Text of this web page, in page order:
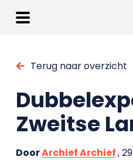
Terug naar overzicht
Zweitse
DoorArchief Archief,